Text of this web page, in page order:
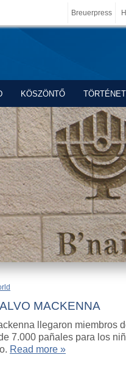
Breuerpress
KÖSZÖNTŐ
MACKENNA
llegaron miembros
7.000 pañales para los
Read more »